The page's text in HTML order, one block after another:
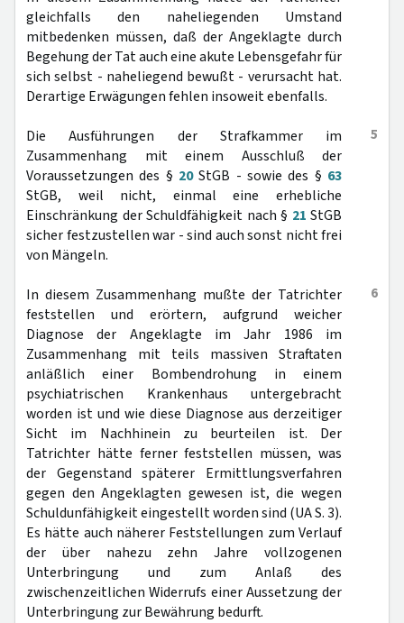
gleichfalls den naheliegenden Umstand
mitbedenken müssen, daß der Angeklagte durch
Begehung der Tat auch eine akute Lebensgefahr für
sich selbst - naheliegend bewußt - verursacht hat.
Derartige Erwägungen fehlen insoweit ebenfalls.
5
Die Ausführungen der Strafkammer im
Zusammenhang mit einem Ausschluß der
Voraussetzungen des § 20StGB - sowie des § 63
StGB, weil nicht, einmal eine erhebliche
Einschränkung der Schuldfähigkeit nach § 21 StGB
sicher festzustellen war - sind auch sonst nicht frei
von Mängeln.
6
In diesem Zusammenhang mußte der Tatrichter
feststellen und erörtern, aufgrund weicher
Diagnose der Angeklagte im Jahr 1986 im
Zusammenhang mit teils massiven Straftaten
anläßlich einer Bombendrohung in einem
psychiatrischen Krankenhaus untergebracht
worden ist und wie diese Diagnose aus derzeitiger
Sicht im Nachhinein zu beurteilen ist. Der
Tatrichter hätte ferner feststellen müssen, was
der Gegenstand späterer Ermittlungsverfahren
gegen den Angeklagten gewesen ist, die wegen
Schuldunfähigkeit eingestellt worden sind (UA S. 3).
Es hätte auch näherer Feststellungen zum Verlauf
der über nahezu zehn Jahre vollzogenen
Unterbringung und zum Anlaß des
zwischenzeitlichen Widerrufs einer Aussetzung der
Unterbringung zur Bewährung bedurft.